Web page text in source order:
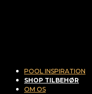
POOL INSPIRATION
SHOP TILBEHØR
OM OS